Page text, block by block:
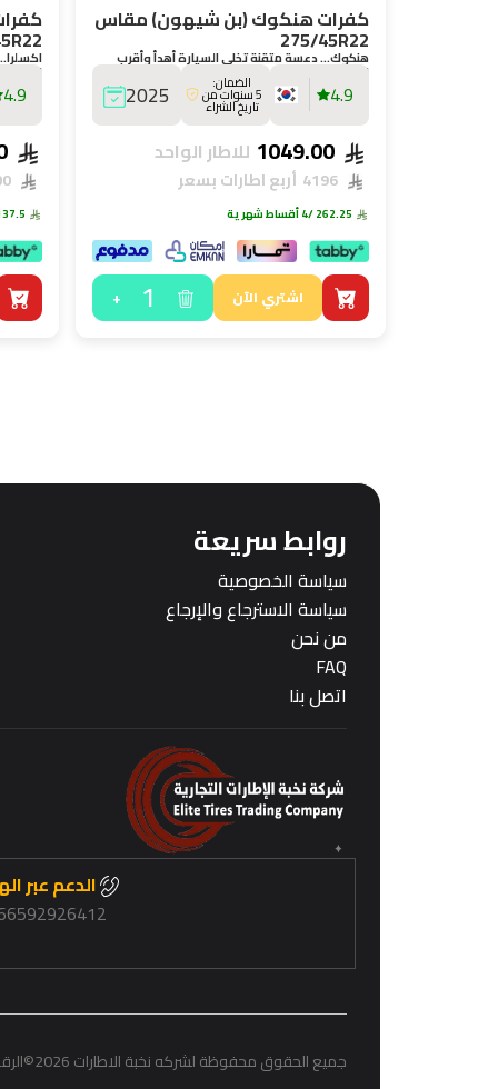
كفرات هنكوك (بن شيهون) مقاس
275/45R22
هنكوك… دعسة متقنة تخلي السيارة أهدأ وأقرب
للطريق.
4.9 الضمان:
5 سنوات من
تاريخ الشراء 2025
للاطار الواحد
أربع اطارات بسعر
/4 أقساط شهرية
اشتري الآن 1
+
4.9
روابط سريعة
سياسة الخصوصية
سياسة الاسترجاع والإرجاع
من نحن
FAQ
اتصل بنا
الدعم عبر
جميع الحقوق محفوظة لشركه نخبة الاطارات 2026 ©